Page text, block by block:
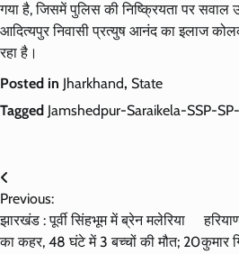
गया है, जिसमें पुलिस की निष्क्रियता पर
आदित्यपुर निवासी प्रत्युष आनंद का इलाज
रहा है।
Posted in Jharkhand, State
Tagged Jamshedpur-Saraikela-SSP-
Post
navigation
Previous:
झारखंड : पूर्वी सिंहभूम में ब्रेन मलेरिया
का कहर, 48 घंटे में 3 बच्चों की मौत; 20कुमार